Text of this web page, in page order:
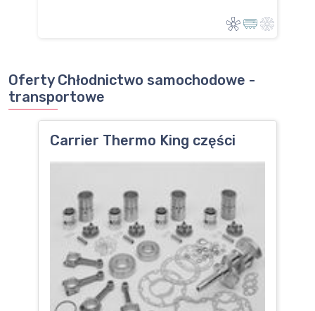
Oferty Chłodnictwo samochodowe -
transportowe
Carrier Thermo King części